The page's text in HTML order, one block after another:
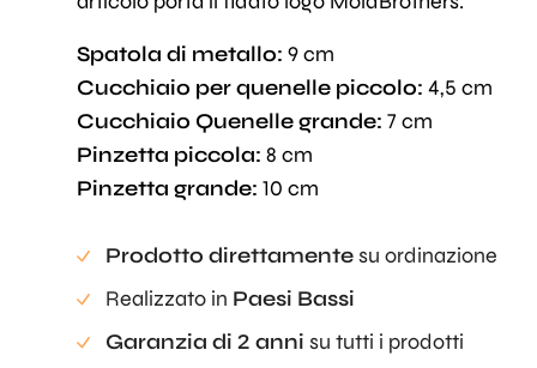
Spatola di metallo: 9 cm
Cucchiaio per quenelle piccolo: 4,5 cm
Cucchiaio Quenelle grande: 7 cm
Pinzetta piccola: 8 cm
Pinzetta grande: 10 cm
Prodotto direttamentesu ordinazione
Realizzato in Paesi Bassi
Garanzia di 2 anni su tutti i prodotti